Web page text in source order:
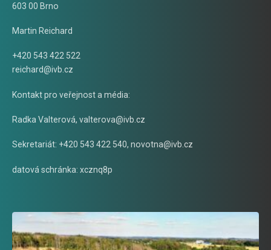
603 00 Brno
Martin Reichard
+420 543 422 522
reichard@ivb.cz
Kontakt pro veřejnost a média:
Radka Valterová, valterova@ivb.cz
Sekretariát: +420 543 422 540, novotna@ivb.cz
datová schránka: xcznq8p